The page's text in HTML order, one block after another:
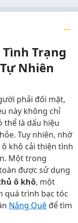
Tình Trạng
Nhiên
phải đối mặt,
này không chỉ
thể là dấu hiệu
Tuy nhiên, nhờ
khô cải thiện tình
Một trong
được sử dụng
ô khô, một
quá trình bạc tóc
Nắng Quê để tìm